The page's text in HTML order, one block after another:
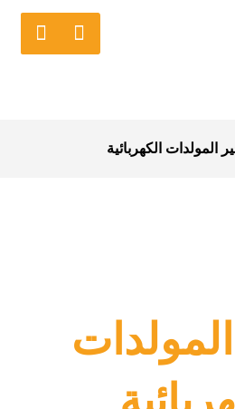
المولدات الكهربائية